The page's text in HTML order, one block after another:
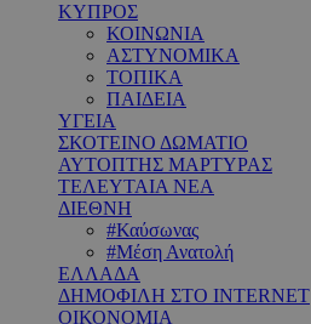
ΚΥΠΡΟΣ
ΚΟΙΝΩΝΙΑ
ΑΣΤΥΝΟΜΙΚΑ
ΤΟΠΙΚΑ
ΠΑΙΔΕΙΑ
ΥΓΕΙΑ
ΣΚΟΤΕΙΝΟ ΔΩΜΑΤΙΟ
ΑΥΤΟΠΤΗΣ ΜΑΡΤΥΡΑΣ
ΤΕΛΕΥΤΑΙΑ ΝΕΑ
ΔΙΕΘΝΗ
#Καύσωνας
#Μέση Ανατολή
ΕΛΛΑΔΑ
ΔΗΜΟΦΙΛΗ ΣΤΟ INTERNET
ΟΙΚΟΝΟΜΙΑ